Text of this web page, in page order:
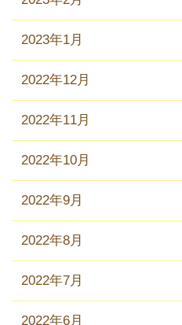
2023年1月
2022年12月
2022年11月
2022年10月
2022年9月
2022年8月
2022年7月
2022年6月